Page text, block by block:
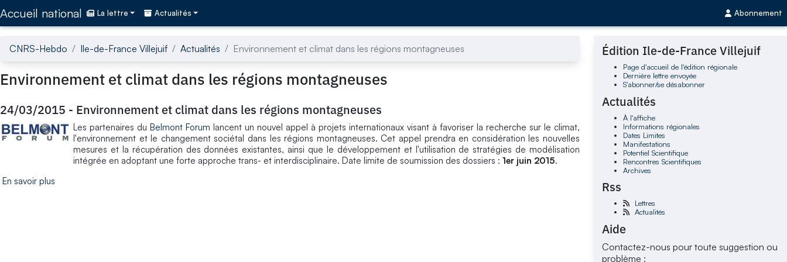
Accueil national La lettre Actualités Abonnement
CNRS-Hebdo Ile-de-France Villejuif Actualités Environnement et climat dans les régions montagneuses
Environnement et climat dans les régions montagneuses
24/03/2015 - Environnement et climat dans les régions montagneuses
Les partenaires du Belmont Forum lancent un nouvel appel à projets internationaux visant à favoriser la recherche sur le climat,
l'environnement et le changement sociétal dans les régions montagneuses. Cet appel prendra en considération les nouvelles
mesures et la récupération des données existantes, ainsi que le développement et l'utilisation de stratégies de modélisation
intégrée en adoptant une forte approche trans- et interdisciplinaire. Date limite de soumission des dossiers : 1er juin 2015.
En savoir plus
Édition Ile-de-France Villejuif
Page d'accueil de l'édition régionale
Dernière lettre envoyée
S'abonner/se désabonner
Actualités
À l'affiche
Informations régionales
Dates Limites
Manifestations
Potentiel Scientifique
Rencontres Scientifiques
Archives
Rss
Lettres
Actualités
Aide
Contactez-nous pour toute suggestion ou
problème :